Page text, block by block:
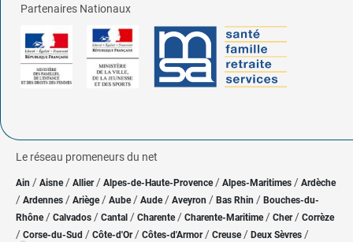
Partenaires Nationaux
Le réseau promeneurs du net
Ain / Aisne/ Allier/ Alpes-de-Haute-Provence / Alpes-Maritimes / Ardèche
/ Ardennes / Ariège/ Aube/ Aude / Aveyron / Bas Rhin / Bouches-du-
Rhône/ Calvados / Cantal / Charente / Charente-Maritime/ Cher / Corrèze
/ Corse-du-Sud / Côte-d'Or / Côtes-d'Armor/ Creuse/ Deux Sèvres /